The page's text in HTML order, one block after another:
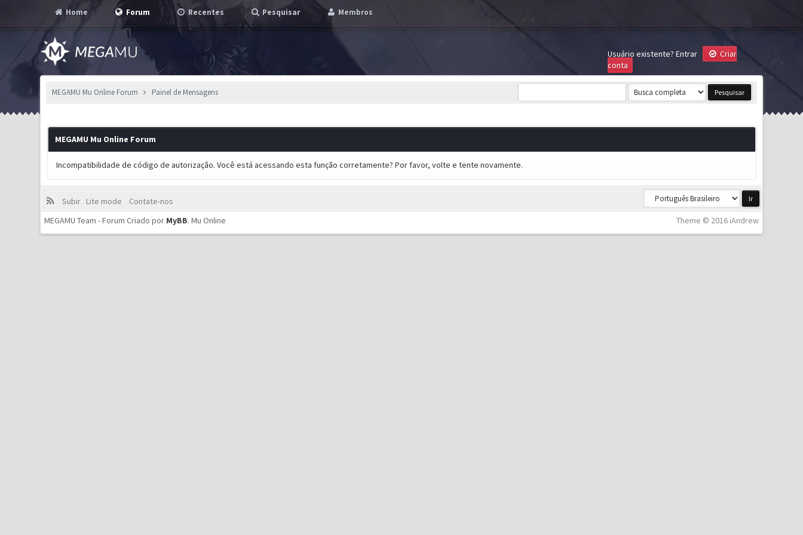
Home Forum Recentes Pesquisar Membros
Usuário existente? Entrar
Criar
conta
MEGAMU Mu Online Forum Painel de Mensagens
MEGAMU Mu Online Forum
Incompatibilidade de código de autorização. Você está acessando esta função corretamente? Por favor, volte e tente novamente.
Subir Lite mode
Contate-nos
Theme © 2016 iAndrew
MEGAMU Team - Forum Criado por MyBB.Mu Online